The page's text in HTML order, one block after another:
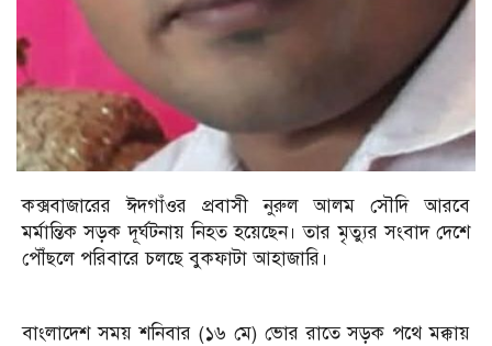
কক্সবাজারের ঈদগাঁওর প্রবাসী নুরুল আলম সৌদি আরবে
মর্মান্তিক সড়ক দূর্ঘটনায় নিহত হয়েছেন। তার মৃত্যুর সংবাদ দেশে
পৌঁছলে পরিবারে চলছে বুকফাটা আহাজারি।
বাংলাদেশ সময় শনিবার (১৬ মে) ভোর রাতে সড়ক পথে মক্কায়